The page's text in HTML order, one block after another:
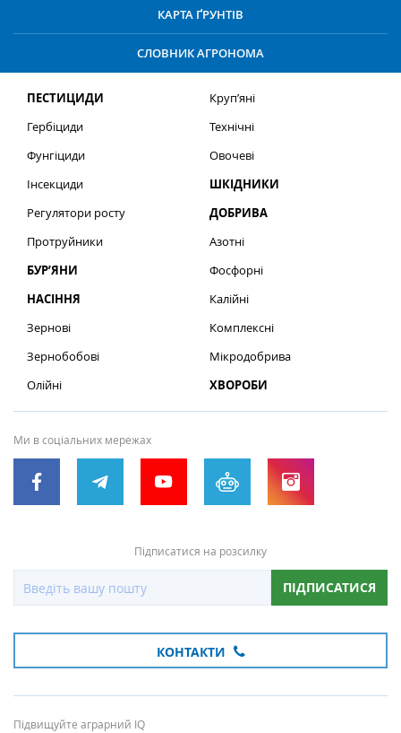
КАРТА ҐРУНТІВ
СЛОВНИК АГРОНОМА
ПЕСТИЦИДИ
Гербіциди
Фунгіциди
Інсекциди
Регулятори росту
Протруйники
БУР’ЯНИ
НАСІННЯ
Зернові
Зернобобові
Олійні
Круп’яні
Технічні
Овочеві
ШКІДНИКИ
ДОБРИВА
Азотні
Фосфорні
Калійні
Комплексні
Мікродобрива
ХВОРОБИ
Ми в соціальних мережах
Підписатися на розсилку
ПІДПИСАТИСЯ
КОНТАКТИ
Підвищуйте аграрний IQ